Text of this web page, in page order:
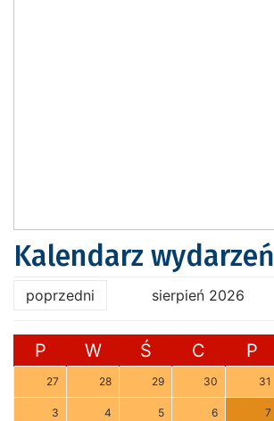
Kalendarz wydarzeń
poprzedni sierpień 2026
P W Ś C P
27 28 29 30 31
3 4 5 6 7